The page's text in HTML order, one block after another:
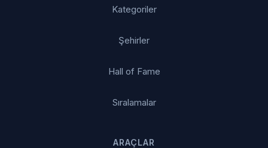
Kategoriler
Şehirler
Hall of Fame
Sıralamalar
ARAÇLAR